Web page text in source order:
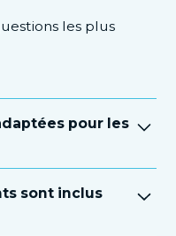
les plus
pour les
s’agit de condos
coucher conçus
sont inclus